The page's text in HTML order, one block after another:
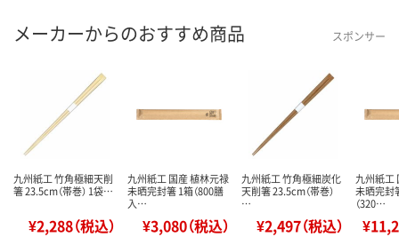
メーカーからのおすすめ商品 スポンサー
九州紙工 竹角極細天削
箸 23.5cm（帯巻） 1袋…
¥2,288（税込）
九州紙工 国産 植林元禄
未晒完封箸 1箱（800膳
入…
¥3,080（税込）
九州紙工 竹角極細炭化
天削箸 23.5cm（帯巻）
…
¥2,497（税込）
九州紙工
未晒完封
（320…